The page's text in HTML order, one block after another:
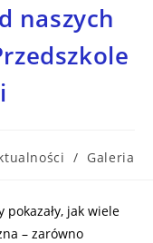
naszych
/ Galeria
pokazały, jak wiele
– zarówno